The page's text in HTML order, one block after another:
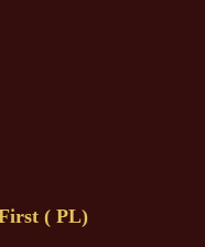
( PL)